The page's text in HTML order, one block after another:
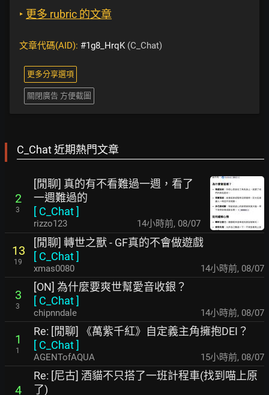
‣ 更多 rubric 的文章
文章代碼(AID): #1g8_HrqK (C_Chat)
更多分享選項
關閉廣告 方便截圖
C_Chat 近期熱門文章
2
3
[閒聊] 真的有不看難過一週，看了
一週難過的
[ C_Chat]
rizzo123 14小時前, 08/07
13
19
[閒聊] 轉世之獸 - GF真的不會做遊戲
[ C_Chat]
xmas0080 14小時前, 08/07
3
3
[ON] 為什麼要爽世幫愛音收銀？
[ C_Chat]
chipnndale 14小時前, 08/07
1
1
Re: [閒聊] 《萬紫千紅》自定義主角擁抱DEI？
[ C_Chat]
AGENTofAQUA 15小時前, 08/07
4
Re: [尼古] 酒貓不只搭了一班計程車(找到喵上原
了)